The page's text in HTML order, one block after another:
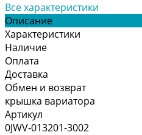
Все характеристики
Описание
Характеристики
Наличие
Оплата
Доставка
Обмен и возврат
крышка вариатора
Артикул
0JWV-013201-3002